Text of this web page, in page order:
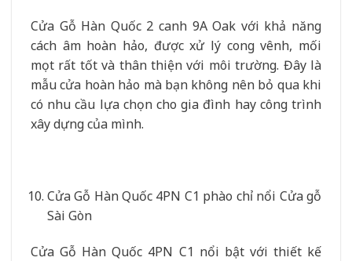
Cửa Gỗ Hàn Quốc 2 canh 9A Oak với khả năng
cách âm hoàn hảo, được xử lý cong vênh, mối
mọt rất tốt và thân thiện với môi trường. Đây là
mẫu cửa hoàn hảo mà bạn không nên bỏ qua khi
có nhu cầu lựa chọn cho gia đình hay công trình
xây dựng của mình.
Cửa Gỗ Hàn Quốc 4PN C1 phào chỉ nổi Cửa gỗ
Sài Gòn
Cửa Gỗ Hàn Quốc 4PN C1 nổi bật với thiết kế